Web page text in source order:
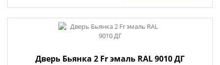
Дверь Бьянка 2 Fr эмаль RAL 9010 ДГ